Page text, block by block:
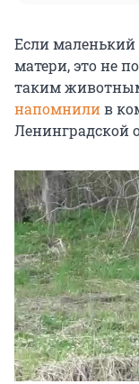
Если маленький
матери, это не
таким
напомнилив
Ленинградской